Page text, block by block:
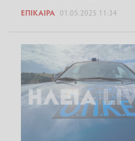
ΕΠΊΚΑΙΡΑ 01.05.2025 11:34